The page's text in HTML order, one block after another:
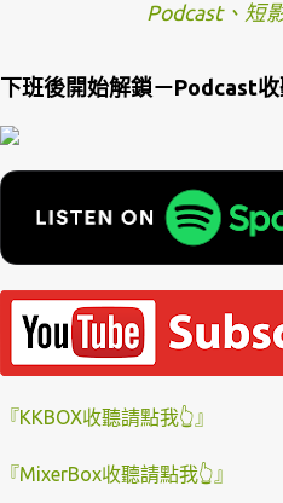
Podcast、短
下班後開始解鎖－Podcast
『KKBOX收聽請點我👆』
『MixerBox收聽請點我👆』